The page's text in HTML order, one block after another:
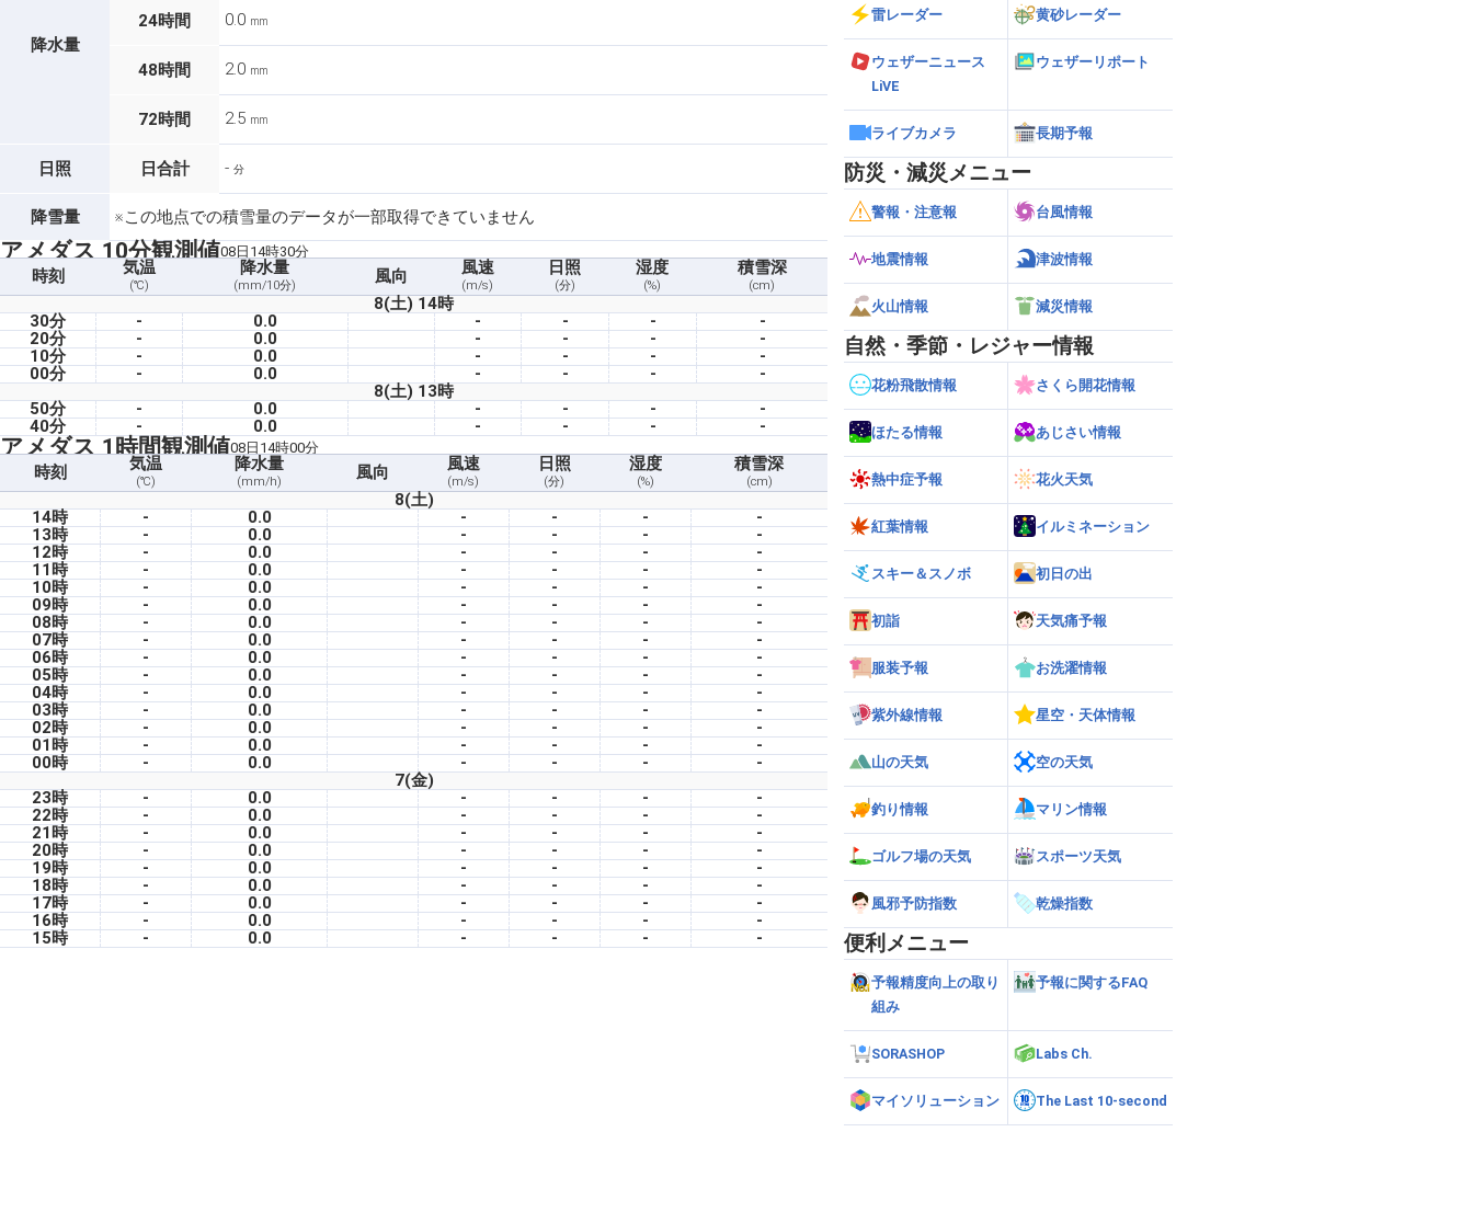
降水量
24時間 0.0 mm
48時間 2.0 mm
72時間 2.5 mm
日照 日合計 - 分
降雪量 ※この地点での積雪量のデータが一部取得できていません
アメダス 10分観測値08日14時30分
時刻 気温
(℃)
降水量
(mm/10分) 風向 風速
(m/s)
日照
(分)
湿度
(%)
積雪深
(cm)
8(土) 14時
30分
- 0.0 - - -
-
20分
- 0.0 - - -
-
10分
- 0.0 - - -
-
00分
- 0.0 - - -
-
8(土) 13時
50分
- 0.0 - - -
-
40分
- 0.0 - - - -
アメダス 1時間観測値08日14時00分
時刻 気温
(℃)
降水量
(mm/h) 風向 風速
(m/s)
日照
(分)
湿度
(%)
積雪深
(cm)
8(土)
14時
- 0.0 - - -
-
13時
- 0.0 - - -
-
12時
- 0.0 - - -
-
11時
- 0.0 - - -
-
10時
- 0.0 - - -
-
09時
- 0.0 - - -
-
08時
- 0.0 - - -
-
07時
- 0.0 - - -
-
06時
- 0.0 - - -
-
05時
- 0.0 - - -
-
04時
- 0.0 - - -
-
03時
- 0.0 - - -
-
02時
- 0.0 - - -
-
01時
- 0.0 - - -
-
00時
- 0.0 - - -
-
7(金)
23時
- 0.0 - - -
-
22時
- 0.0 - - -
-
21時
- 0.0 - - -
-
20時
- 0.0 - - -
-
19時
- 0.0 - - -
-
18時
- 0.0 - - -
-
17時
- 0.0 - - -
-
16時
- 0.0 - - -
-
15時
- 0.0 - - - -
雷レーダー 黄砂レーダー
ウェザーニュース
LiVE
ウェザーリポート
ライブカメラ 長期予報
防災・減災メニュー
警報・注意報 台風情報
地震情報 津波情報
火山情報 減災情報
自然・季節・レジャー情報
花粉飛散情報 さくら開花情報
ほたる情報 あじさい情報
熱中症予報 花火天気
紅葉情報 イルミネーション
スキー＆スノボ 初日の出
初詣 天気痛予報
服装予報 お洗濯情報
紫外線情報 星空・天体情報
山の天気 空の天気
釣り情報 マリン情報
ゴルフ場の天気 スポーツ天気
風邪予防指数 乾燥指数
便利メニュー
予報精度向上の取り
組み
予報に関するFAQ
SORASHOP Labs Ch.
マイソリューション The Last 10-second